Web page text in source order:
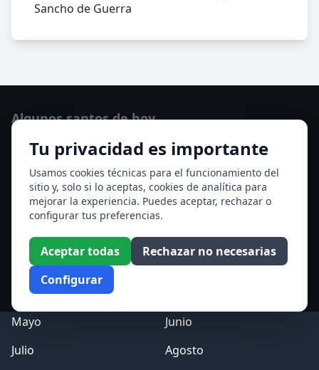
Sancho de Guerra
Tu privacidad es importante
Usamos cookies técnicas para el funcionamiento del
sitio y, solo si lo aceptas, cookies de analítica para
mejorar la experiencia. Puedes aceptar, rechazar o
configurar tus preferencias.
Aceptar todas
Rechazar no necesarias
Configurar
Algunos santos de hoy
San Cayetano de Thiene
San Sixto II papa
Ver todos los santos de hoy
Acceso a los Meses
Enero
Febrero
Marzo
Mayo
Junio
Julio
Agosto